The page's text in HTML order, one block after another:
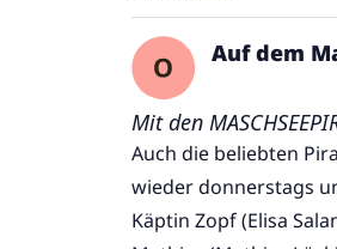
Auf dem
Mit den
Auch die beliebten
wieder donnerstags
Käptin Zopf (Elisa